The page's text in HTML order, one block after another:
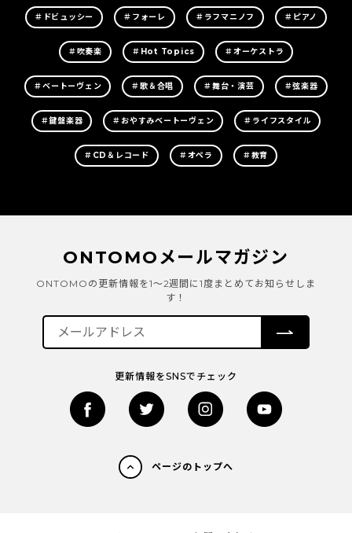
＃ドビュッシー ＃フォーレ ＃ラフマニノフ ＃ピアノ
＃吹奏楽 ＃Hot Topics ＃オーケストラ
＃ベートーヴェン ＃歌＆合唱 ＃舞台・演芸 ＃弦楽器
＃鍵盤楽器 ＃おやすみベートーヴェン ＃ライフスタイル
＃CD＆レコード ＃オペラ ＃教育
ONTOMOメールマガジン
ONTOMOの更新情報を1～2週間に1度まとめてお知らせしま
す！
更新情報をSNSでチェック
ページのトップへ